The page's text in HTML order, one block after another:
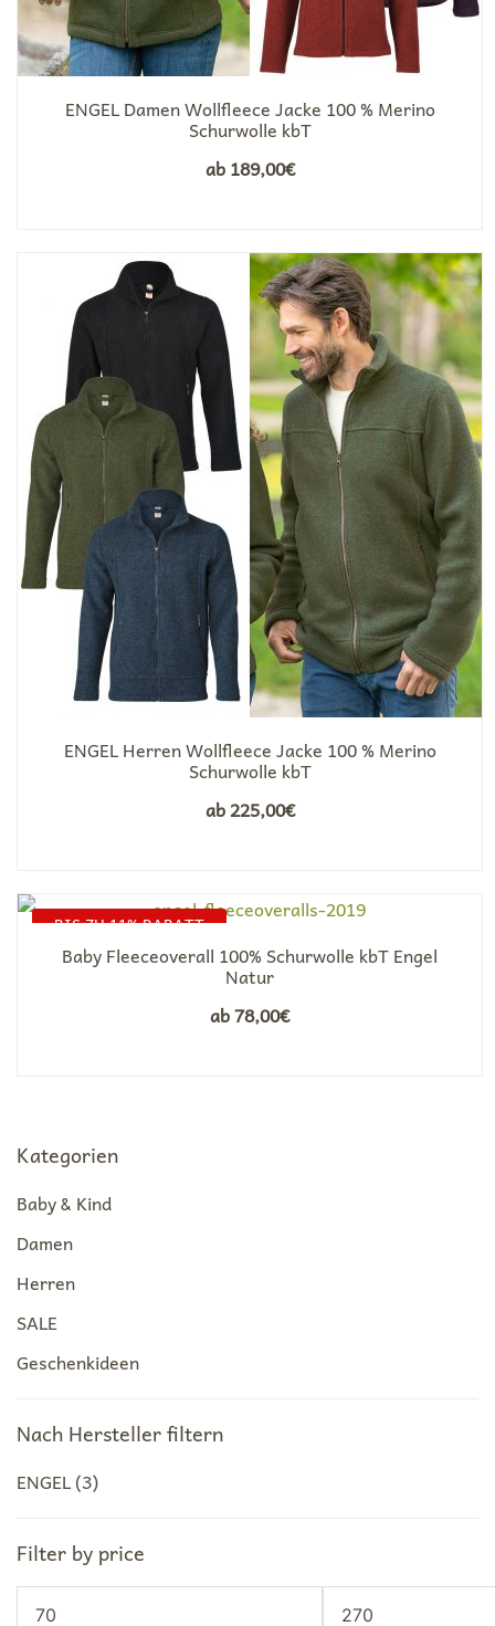
ENGEL Damen Wollfleece Jacke 100 % Merino
Schurwolle kbT
ab189,00€
ENGEL Herren Wollfleece Jacke 100 % Merino
Schurwolle kbT
ab225,00€
BIS ZU 11% RABATT
Baby Fleeceoverall 100% Schurwolle kbT Engel
Natur
ab78,00€
Kategorien
Baby & Kind
Damen
Herren
SALE
Geschenkideen
Nach Hersteller filtern
ENGEL(3)
Filter by price
Min.
Max.